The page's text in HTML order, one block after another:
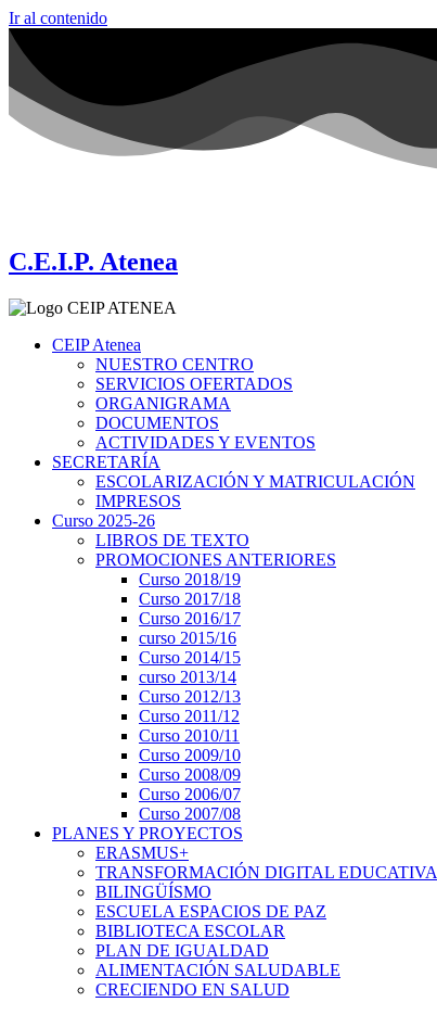
Ir al contenido
C.E.I.P. Atenea
CEIP Atenea
NUESTRO CENTRO
SERVICIOS OFERTADOS
ORGANIGRAMA
DOCUMENTOS
ACTIVIDADES Y EVENTOS
SECRETARÍA
ESCOLARIZACIÓN Y MATRICULACIÓN
IMPRESOS
Curso 2025-26
LIBROS DE TEXTO
PROMOCIONES ANTERIORES
Curso 2018/19
Curso 2017/18
Curso 2016/17
curso 2015/16
Curso 2014/15
curso 2013/14
Curso 2012/13
Curso 2011/12
Curso 2010/11
Curso 2009/10
Curso 2008/09
Curso 2006/07
Curso 2007/08
PLANES Y PROYECTOS
ERASMUS+
TRANSFORMACIÓN DIGITAL EDUCATIVA
BILINGÜÍSMO
ESCUELA ESPACIOS DE PAZ
BIBLIOTECA ESCOLAR
PLAN DE IGUALDAD
ALIMENTACIÓN SALUDABLE
CRECIENDO EN SALUD